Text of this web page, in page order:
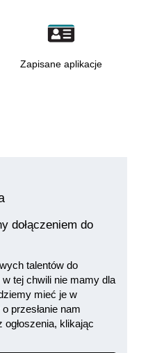
Zapisane aplikacje
dołączeniem do
talentów do
w tej chwili nie mamy dla
mieć je w
przesłanie nam
klikając